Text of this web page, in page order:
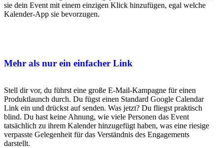
sie dein Event mit einem einzigen Klick hinzufügen, egal welche
Kalender-App sie bevorzugen.
Mehr als nur ein einfacher Link
Stell dir vor, du führst eine große E-Mail-Kampagne für einen
Produktlaunch durch. Du fügst einen Standard Google Calendar
Link ein und drückst auf senden. Was jetzt? Du fliegst praktisch
blind. Du hast keine Ahnung, wie viele Personen das Event
tatsächlich zu ihrem Kalender hinzugefügt haben, was eine riesige
verpasste Gelegenheit für das Verständnis des Engagements
darstellt.